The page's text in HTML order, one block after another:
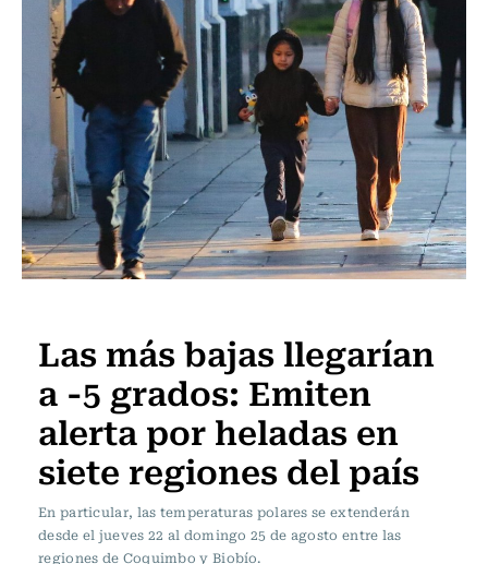
Las más bajas llegarían
a -5 grados: Emiten
alerta por heladas en
siete regiones del país
En particular, las temperaturas polares se extenderán
desde el jueves 22 al domingo 25 de agosto entre las
regiones de Coquimbo y Biobío.